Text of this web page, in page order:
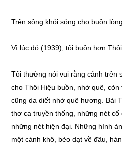
Trên sông khói sóng cho buồn
Vì lúc đó (1939), tôi buồn hơn
Tôi thường nói vui rằng cảnh trên
cho Thôi Hiệu buồn, nhớ quê,
cũng da diết nhớ quê hương. Bài
thơ ca truyền thống, những nét
những nét hiện đại. Những hình
một cành khô, bèo dạt về đâu,